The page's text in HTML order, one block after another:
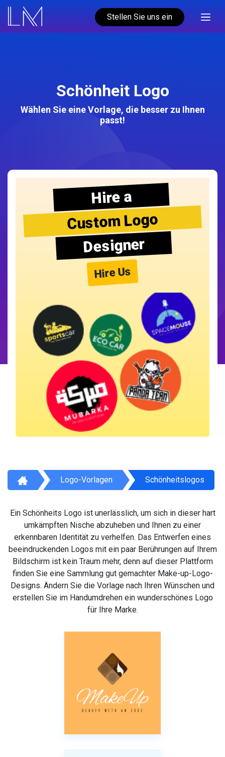
Stellen Sie uns ein
Schönheit Logo
Wählen Sie eine Vorlage, die besser zu Ihnen
passt!
Hire a
Custom Logo
Designer
Hire Us
Logo-Vorlagen Schönheitslogos
Ein Schönheits Logo ist unerlässlich, um sich in dieser hart
umkämpften Nische abzuheben und Ihnen zu einer
erkennbaren Identität zu verhelfen. Das Entwerfen eines
beeindruckenden Logos mit ein paar Berührungen auf Ihrem
Bildschirm ist kein Traum mehr, denn auf dieser Plattform
finden Sie eine Sammlung gut gemachter Make-up-Logo-
Designs. Ändern Sie die Vorlage nach Ihren Wünschen und
erstellen Sie im Handumdrehen ein wunderschönes Logo
für Ihre Marke.